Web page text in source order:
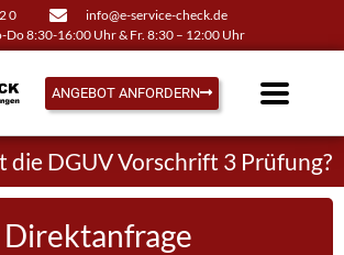
0
info@e-service-check.de
8:30-16:00 Uhr & Fr. 8:30 – 12:00 Uhr
ANGEBOT ANFORDERN
die DGUV Vorschrift 3 Prüfung?
Direktanfrage